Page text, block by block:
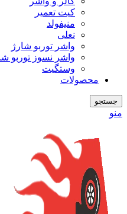
کیت تعمیر
منیفولد
نعلی
واشر توربو شارژ
واشر نسوز توربو
وستگیت
محصولات
جستجو
منو